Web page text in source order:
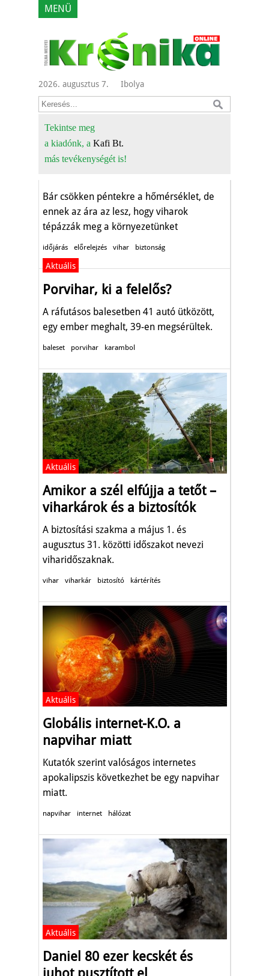
MENÜ
2026. augusztus 7. Ibolya
Tekintse meg
a kiadónk, a Kafi Bt.
más tevékenységét is!
Este érkezik a vihar
Bár csökken péntekre a hőmérséklet, de
ennek az ára az lesz, hogy viharok
tépázzák meg a környezetünket
időjárás előrelejzés vihar biztonság
Aktuális
Porvihar, ki a felelős?
A ráfutásos balesetben 41 autó ütközött,
egy ember meghalt, 39-en megsérültek.
baleset porvihar karambol
Aktuális
Amikor a szél elfújja a tetőt –
viharkárok és a biztosítók
A biztosítási szakma a május 1. és
augusztus 31. közötti időszakot nevezi
viharidőszaknak.
vihar viharkár biztosító kártérítés
Aktuális
Globális internet-K.O. a
napvihar miatt
Kutatók szerint valóságos internetes
apokalipszis következhet be egy napvihar
miatt.
napvihar internet hálózat
Aktuális
Daniel 80 ezer kecskét és